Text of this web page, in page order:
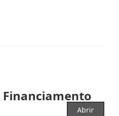
Financiamento
Abrir